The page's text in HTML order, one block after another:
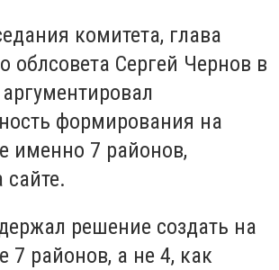
комитета, глава
облсовета Сергей Чернов в
аргументировал
формирования на
именно 7 районов,
сайте.
решение создать на
7 районов, а не 4, как